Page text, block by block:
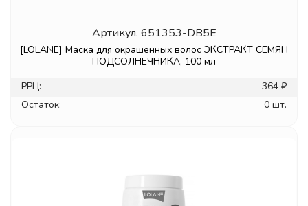
Артикул. 651353-DB5E
[LOLANE] Маска для окрашенных волос ЭКСТРАКТ СЕМЯН
ПОДСОЛНЕЧНИКА, 100 мл
РРЦ:
364 ₽
Остаток:
0 шт.